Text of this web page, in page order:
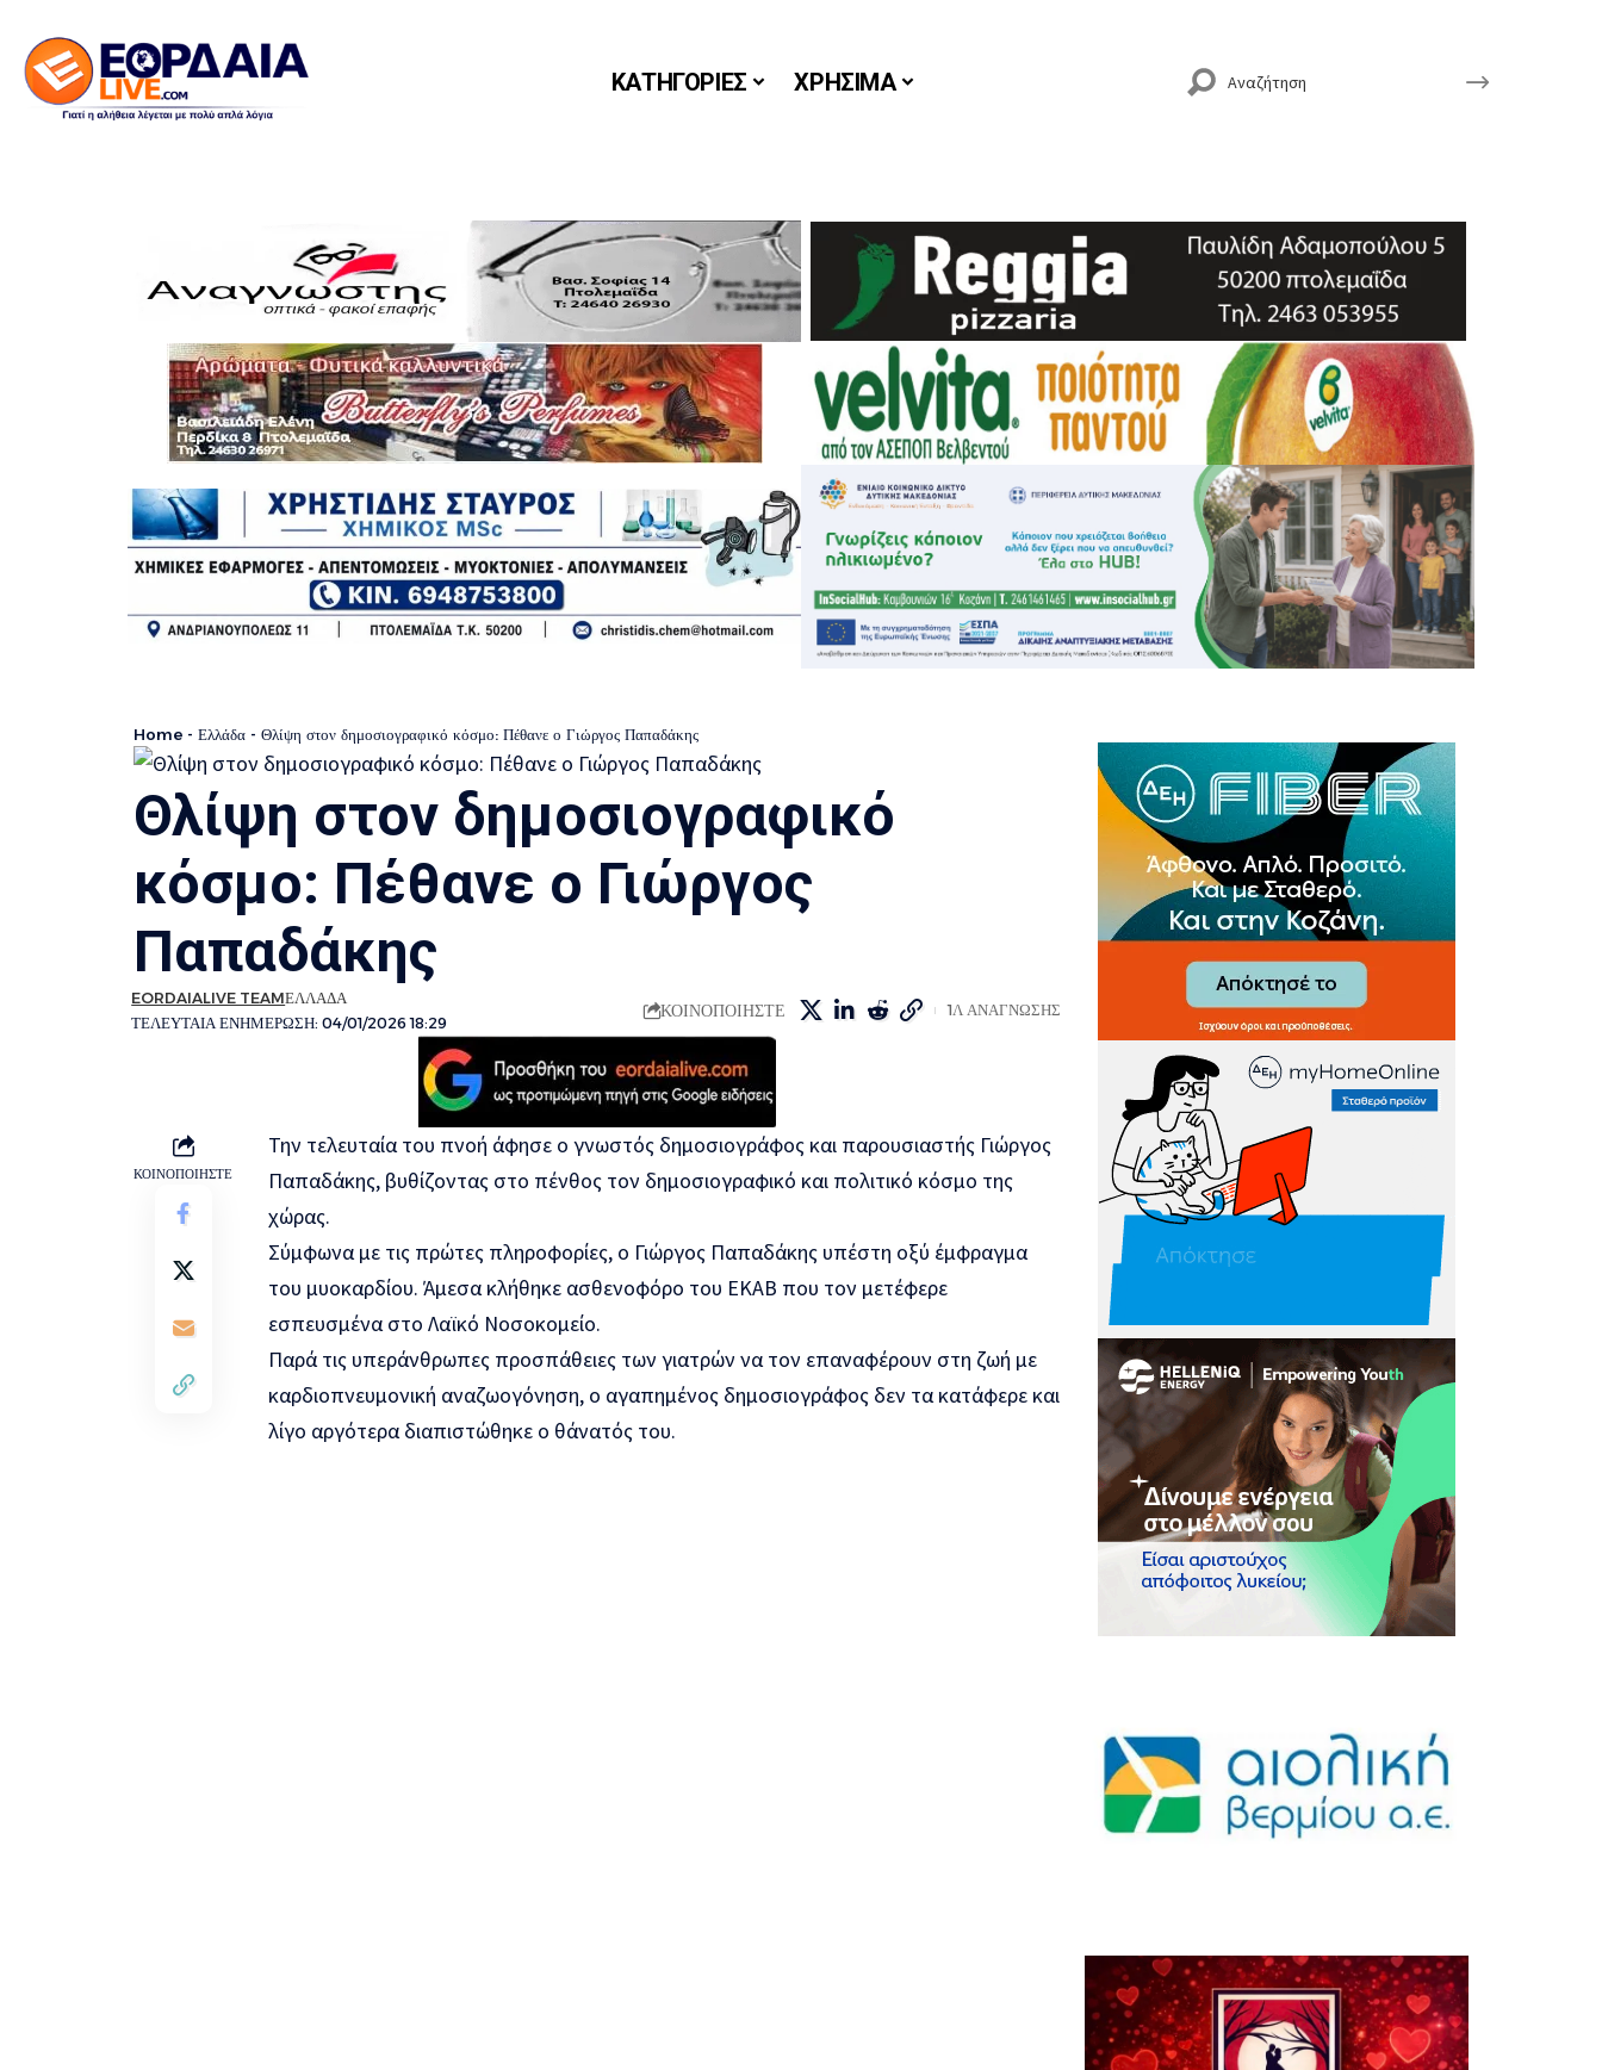
ΚΑΤΗΓΟΡΙΕΣ ΧΡΗΣΙΜΑ
Home - Ελλάδα - Θλίψη στον δημοσιογραφικό κόσμο: Πέθανε ο Γιώργος Παπαδάκης
Θλίψη στον δημοσιογραφικό
κόσμο: Πέθανε ο Γιώργος
Παπαδάκης
ΤΕΛΕΥΤΑΙΑ ΕΝΗΜΕΡΩΣΗ: 04/01/2026 18:29
EORDAIALIVE TEAMΕΛΛΑΔΑ
ΚΟΙΝΟΠΟΙΗΣΤΕ 1Λ ΑΝΑΓΝΩΣΗΣ
ΚΟΙΝΟΠΟΙΗΣΤΕ
Την τελευταία του πνοή άφησε ο γνωστός δημοσιογράφος και παρουσιαστής Γιώργος
Παπαδάκης, βυθίζοντας στο πένθος τον δημοσιογραφικό και πολιτικό κόσμο της
χώρας.
Σύμφωνα με τις πρώτες πληροφορίες, ο Γιώργος Παπαδάκης υπέστη οξύ έμφραγμα
του μυοκαρδίου. Άμεσα κλήθηκε ασθενοφόρο του ΕΚΑΒ που τον μετέφερε
εσπευσμένα στο Λαϊκό Νοσοκομείο.
Παρά τις υπεράνθρωπες προσπάθειες των γιατρών να τον επαναφέρουν στη ζωή με
καρδιοπνευμονική αναζωογόνηση, ο αγαπημένος δημοσιογράφος δεν τα κατάφερε και
λίγο αργότερα διαπιστώθηκε ο θάνατός του.